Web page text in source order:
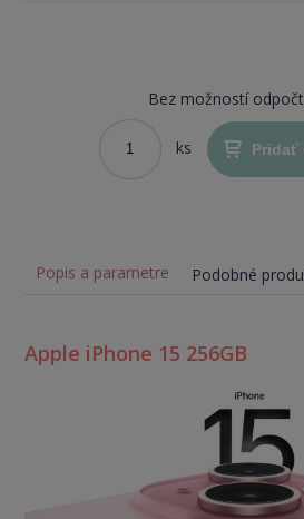
Bez možností
ks Pridať
Popis a parametre Podobné
Apple iPhone 15 256GB